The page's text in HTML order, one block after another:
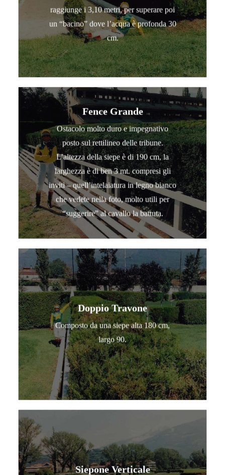
raggiunge i 3,10 metri, per superare poi
un “bacino” dove l’acqua è profonda 30
cm.
Fence Grande
Ostacolo molto duro e impegnativo
posto sul rettilineo delle tribune.
L’altezza della siepe è di 190 cm, la
larghezza è di ben 3 mt. compresi gli
inviti – quell’intelaiatura in legno bianco
che vedete nella foto, molto utili per
“suggerire” al cavallo la battuta.
Doppio Travone
Composto da una siepe alta 180 cm,
largo 90.
Siepone Verticale